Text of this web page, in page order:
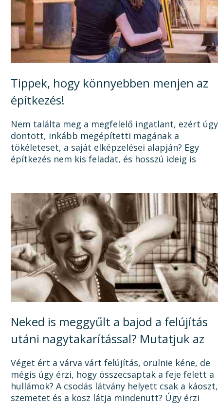
Tippek, hogy könnyebben menjen az
építkezés!
Nem találta meg a megfelelő ingatlant, ezért úgy
döntött, inkább megépítetti magának a
tökéleteset, a saját elképzelései alapján? Egy
építkezés nem kis feladat, és hosszú ideig is
Neked is meggyűlt a bajod a felújítás
utáni nagytakarítással? Mutatjuk az
okát, és a megoldást!
Véget ért a várva várt felújítás, örülnie kéne, de
mégis úgy érzi, hogy összecsaptak a feje felett a
hullámok? A csodás látvány helyett csak a káoszt,
szemetet és a kosz látja mindenütt? Úgy érzi